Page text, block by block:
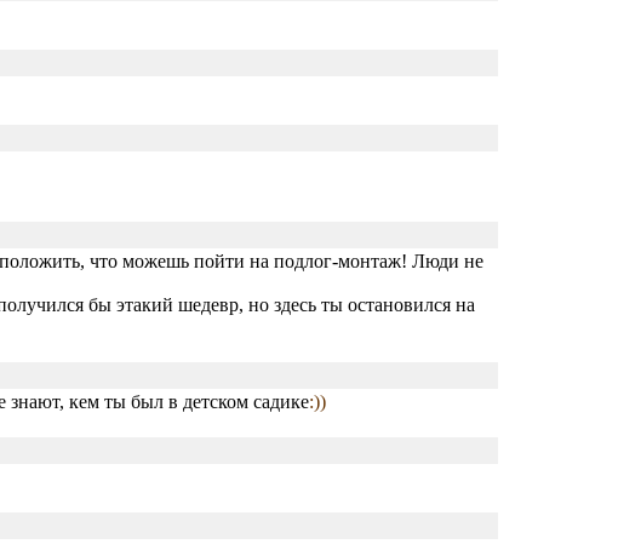
что можешь пойти на подлог-монтаж! Люди не
бы этакий шедевр, но здесь ты остановился на
знают, кем ты был в детском садике:))